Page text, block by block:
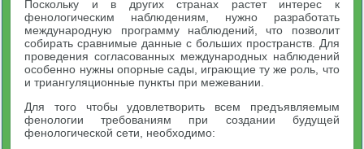
Поскольку и в других странах растет интерес к
фенологическим наблюдениям, нужно разработать
международную программу наблюдений, что позволит
собирать сравнимые данные с больших пространств. Для
проведения согласованных международных наблюдений
особенно нужны опорные сады, играющие ту же роль, что
и триангуляционные пункты при межевании.
Для того чтобы удовлетворить всем предъявляемым
фенологии требованиям при создании будущей
фенологической сети, необходимо: